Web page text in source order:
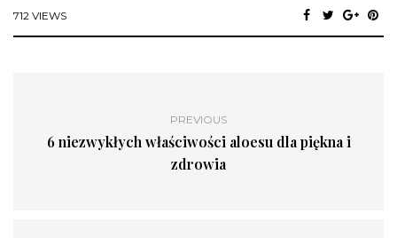
712 VIEWS
PREVIOUS
6 niezwykłych właściwości aloesu dla piękna i
zdrowia